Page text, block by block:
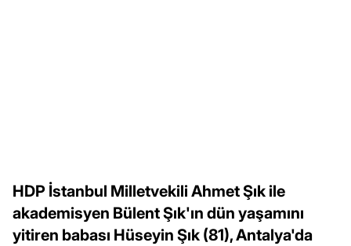
HDP İstanbul Milletvekili Ahmet Şık ile
akademisyen Bülent Şık'ın dün yaşamını
yitiren babası Hüseyin Şık (81), Antalya'da